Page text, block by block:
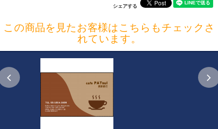
シェアする
この商品を見たお客様はこちらもチェックさ
れています。